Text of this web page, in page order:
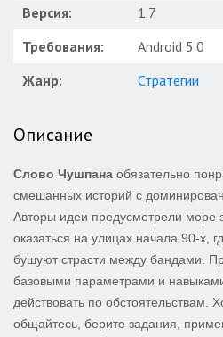
Версия:
1.7
Требования:
Android 5.0
Жанр:
Стратегии
Описание
Слово Чушпана обязательно
смешанных историй с
Авторы идеи предусмотрели море
оказаться на улицах начала 90-х,
бушуют страсти между бандами.
базовыми параметрами и
действовать по обстоятельствам.
общайтесь, берите задания,